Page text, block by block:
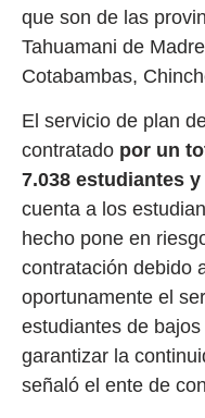
que son de las
Tahuamani de
Cotabambas,
El servicio de plan
contratado por un
7.038 estudiantes
cuenta a los
hecho pone en
contratación debido
oportunamente el
estudiantes de
garantizar la
señaló el ente de